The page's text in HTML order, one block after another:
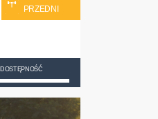
PRZEDNI
DOSTĘPNOŚĆ